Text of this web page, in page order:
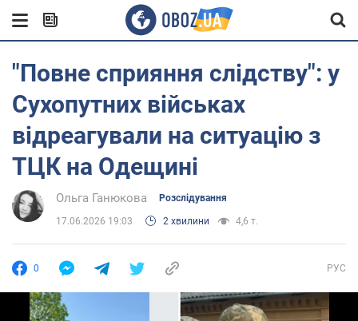
"Повне сприяння слідству": у
Сухопутних військах
відреагували на ситуацію з
ТЦК на Одещині
Ольга Ганюкова Розслідування
17.06.2026 19:03 2 хвилини 4,6 т.
0 РУС